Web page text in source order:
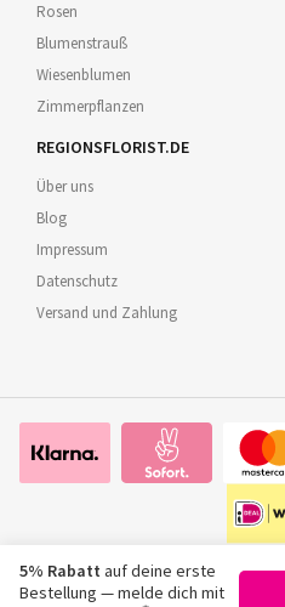
Rosen
Blumenstrauß
Wiesenblumen
Zimmerpflanzen
REGIONSFLORIST.DE
Über uns
Blog
Impressum
Datenschutz
Versand und Zahlung
5% Rabatt auf deine erste
Bestellung — melde dich mit